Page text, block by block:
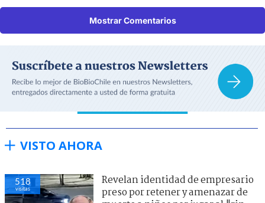
Mostrar Comentarios
VISTO AHORA
518
visitas
Revelan identidad de empresario
preso por retener y amenazar de